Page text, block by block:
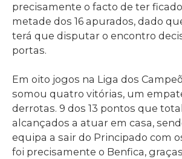
precisamente o facto de ter
metade dos 16 apurados, dado
terá que disputar o encontro
portas.
Em oito jogos na Liga dos
somou quatro vitórias, um
derrotas. 9 dos 13 pontos que
alcançados a atuar em casa,
equipa a sair do Principado com
foi precisamente o Benfica,